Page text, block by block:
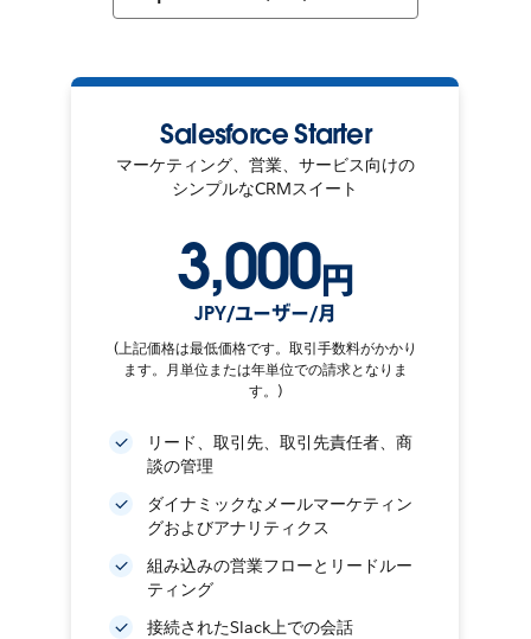
Salesforce Starter
マーケティング、営業、サービス向けの
シンプルなCRMスイート
3,000円
JPY/ユーザー/月
(上記価格は最低価格です。取引手数料がかかり
ます。月単位または年単位での請求となりま
す。)
リード、取引先、取引先責任者、商
談の管理
ダイナミックなメールマーケティン
グおよびアナリティクス
組み込みの営業フローとリードルー
ティング
接続されたSlack上での会話